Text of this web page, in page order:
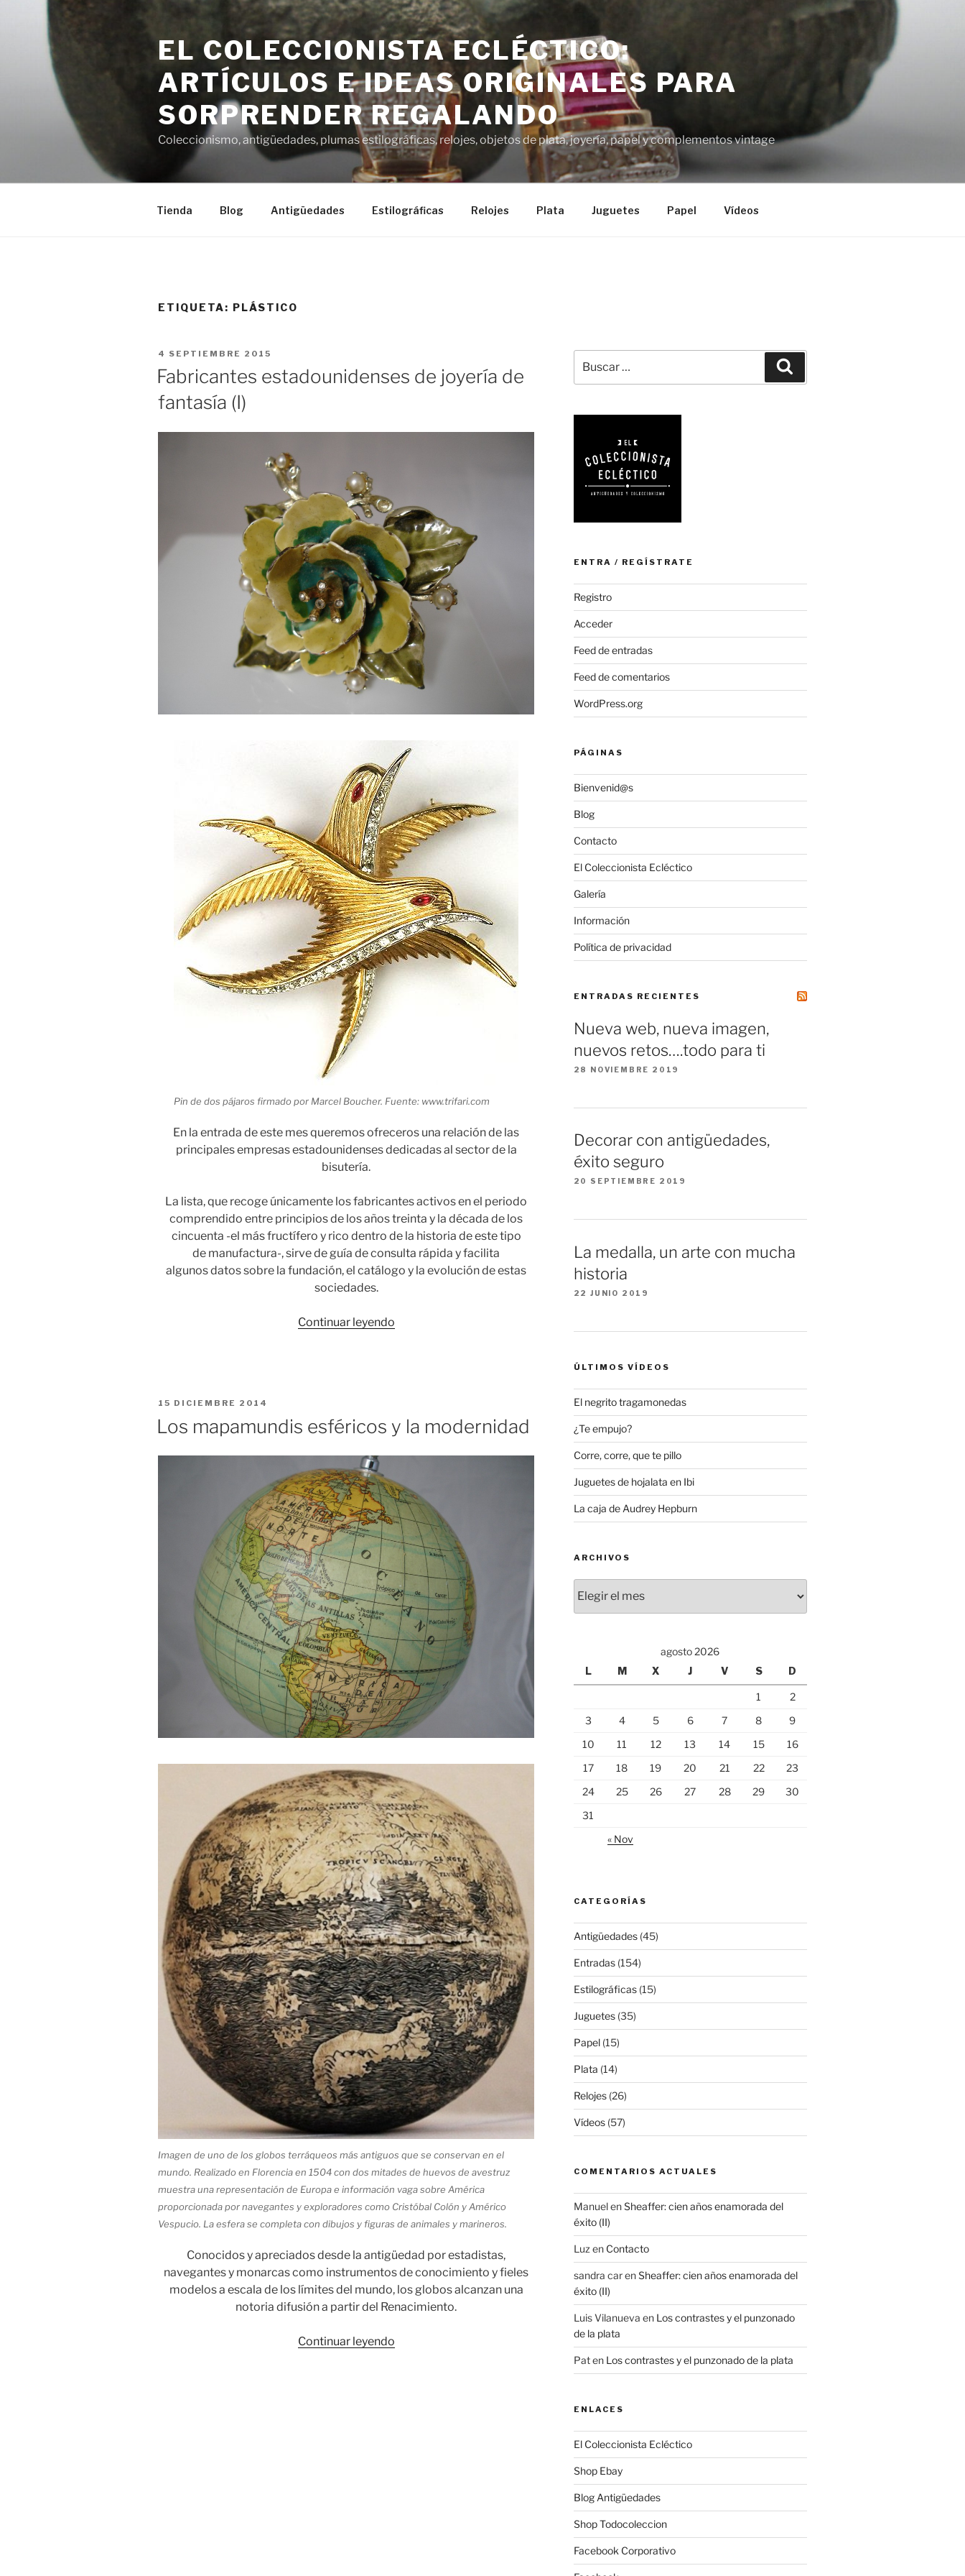
contenido
EL COLECCIONISTA ECLÉCTICO:
ARTÍCULOS E IDEAS ORIGINALES PARA
SORPRENDER REGALANDO
Coleccionismo, antigüedades, plumas estilográficas, relojes, objetos de plata, joyería, papel y complementos vintage
Tienda Blog Antigüedades Estilográficas Relojes Plata Juguetes Papel Vídeos
ETIQUETA: PLÁSTICO
PUBLICADO
EL
4 SEPTIEMBRE 2015
Fabricantes estadounidenses de joyería de
fantasía (I)
Pin de dos pájaros firmado por Marcel Boucher. Fuente: www.trifari.com
En la entrada de este mes queremos ofreceros una relación de las
principales empresas estadounidenses dedicadas al sector de la
bisutería.
La lista, que recoge únicamente los fabricantes activos en el periodo
comprendido entre principios de los años treinta y la década de los
cincuenta -el más fructífero y rico dentro de la historia de este tipo
de manufactura-, sirve de guía de consulta rápida y facilita
algunos datos sobre la fundación, el catálogo y la evolución de estas
sociedades.
Continuar leyendo«Fabricantes
(I)»
PUBLICADO
EL
15 DICIEMBRE 2014
Los mapamundis esféricos y la modernidad
Imagen de uno de los globos terráqueos más antiguos que se conservan en el
mundo. Realizado en Florencia en 1504 con dos mitades de huevos de avestruz
muestra una representación de Europa e información vaga sobre América
proporcionada por navegantes y exploradores como Cristóbal Colón y Américo
Vespucio. La esfera se completa con dibujos y figuras de animales y marineros.
Conocidos y apreciados desde la antigüedad por estadistas,
navegantes y monarcas como instrumentos de conocimiento y fieles
modelos a escala de los límites del mundo, los globos alcanzan una
notoria difusión a partir del Renacimiento.
Continuar leyendo«Los
por:
ENTRA / REGÍSTRATE
Registro
Acceder
Feed de entradas
Feed de comentarios
WordPress.org
PÁGINAS
Bienvenid@s
Blog
Contacto
El Coleccionista Ecléctico
Galería
Información
Política de privacidad
ENTRADAS RECIENTES
Nueva web, nueva imagen,
nuevos retos….todo para ti
28 NOVIEMBRE 2019
Decorar con antigüedades,
éxito seguro
20 SEPTIEMBRE 2019
La medalla, un arte con mucha
historia
22 JUNIO 2019
ÚLTIMOS VÍDEOS
El negrito tragamonedas
¿Te empujo?
Corre, corre, que te pillo
Juguetes de hojalata en Ibi
La caja de Audrey Hepburn
ARCHIVOS
agosto 2026
L
M X J V S D
1
2
3
4 5 6 7 8
9
10
11 12 13 14 15
16
17
18 19 20 21 22
23
24
25 26 27 28 29
30
31
« Nov
CATEGORÍAS
Antigüedades(45)
Entradas(154)
Estilográficas(15)
Juguetes(35)
Papel(15)
Plata (14)
Relojes(26)
Vídeos(57)
COMENTARIOS ACTUALES
ManuelenSheaffer: cien años enamorada del
éxito (II)
Luz en Contacto
sandra carenSheaffer: cien años enamorada del
éxito (II)
Luis Vilanueva en Los contrastes y el punzonado
de la plata
Paten Los contrastes y el punzonado de la plata
ENLACES
El Coleccionista Ecléctico
Shop Ebay
Blog Antigüedades
Shop Todocoleccion
Facebook Corporativo